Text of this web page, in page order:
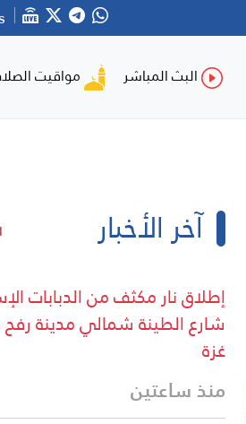
البث المباشر مواقيت
آخر الأخبار
إطلاق نار مكثف من الدبابات
شارع الطينة شمالي مدينة
غزة
منذ ساعتين